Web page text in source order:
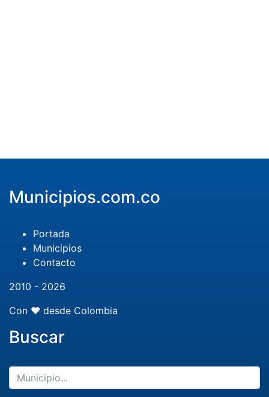
Municipios.com.co
Portada
Municipios
Contacto
2010 - 2026
Con ❤️ desde Colombia
Buscar